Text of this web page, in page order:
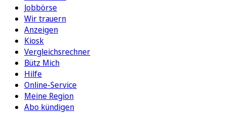
Jobbörse
Wir trauern
Anzeigen
Kiosk
Vergleichsrechner
Bütz Mich
Hilfe
Online-Service
Meine Region
Abo kündigen